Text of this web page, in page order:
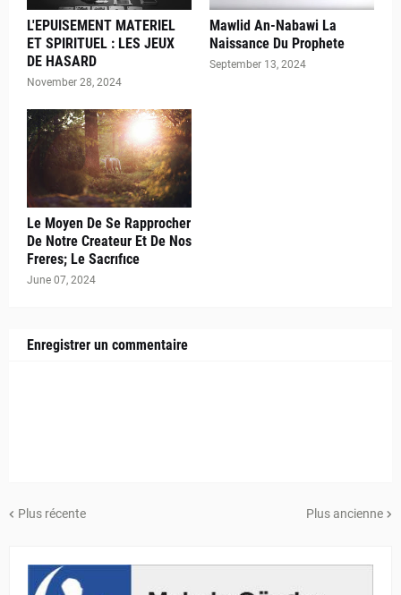
L'EPUISEMENT MATERIEL
ET SPIRITUEL : LES JEUX
DE HASARD
November 28, 2024
Mawlid An-Nabawi La
Naissance Du Prophete
September 13, 2024
Le Moyen De Se Rapprocher
De Notre Createur Et De Nos
Freres; Le Sacrıfıce
June 07, 2024
Enregistrer un commentaire
Plus récente Plus ancienne